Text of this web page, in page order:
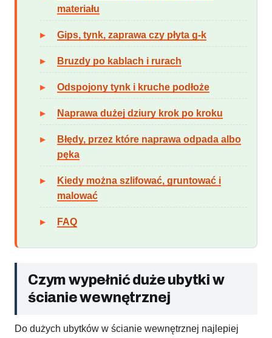
materiału
Gips, tynk, zaprawa czy płyta g-k
Bruzdy po kablach i rurach
Odspojony tynk i kruche podłoże
Naprawa dużej dziury krok po kroku
Błędy, przez które naprawa odpada albo
pęka
Kiedy można szlifować, gruntować i
malować
FAQ
Czym wypełnić duże ubytki w
ścianie wewnętrznej
Do dużych ubytków w ścianie wewnętrznej najlepiej